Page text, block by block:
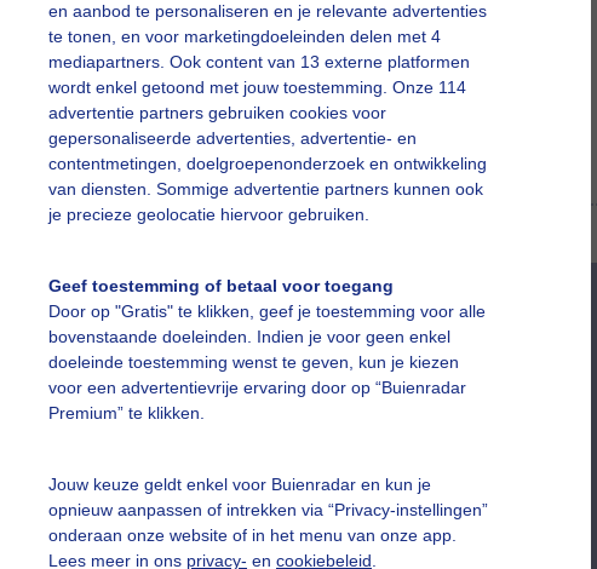
en aanbod te personaliseren en je relevante advertenties
te tonen, en voor marketingdoeleinden delen met 4
mediapartners. Ook content van 13 externe platformen
wordt enkel getoond met jouw toestemming. Onze 114
advertentie partners gebruiken cookies voor
gepersonaliseerde advertenties, advertentie- en
contentmetingen, doelgroepenonderzoek en ontwikkeling
van diensten. Sommige advertentie partners kunnen ook
je precieze geolocatie hiervoor gebruiken.
Geef toestemming of betaal voor toegang
Door op "Gratis" te klikken, geef je toestemming voor alle
bovenstaande doeleinden. Indien je voor geen enkel
doeleinde toestemming wenst te geven, kun je kiezen
voor een advertentievrije ervaring door op “Buienradar
Premium” te klikken.
Jouw keuze geldt enkel voor Buienradar en kun je
opnieuw aanpassen of intrekken via “Privacy-instellingen”
onderaan onze website of in het menu van onze app.
Lees meer in ons privacy- en cookiebeleid
slideshow
Een moment geduld aub...
vragen
Mijn weer
De Bilt